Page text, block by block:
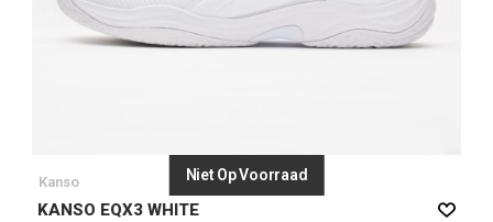
Niet Op Voorraad
Kanso
KANSO EQX3 WHITE